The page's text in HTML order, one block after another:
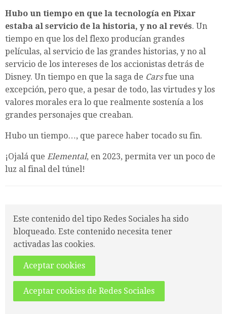
Hubo un tiempo en que la tecnología en Pixar
estaba al servicio de la historia, y no al revés. Un
tiempo en que los del flexo producían grandes
películas, al servicio de las grandes historias, y no al
servicio de los intereses de los accionistas detrás de
Disney. Un tiempo en que la saga de Carsfue una
excepción, pero que, a pesar de todo, las virtudes y los
valores morales era lo que realmente sostenía a los
grandes personajes que creaban.
Hubo un tiempo…, que parece haber tocado su fin.
¡Ojalá que Elemental, en 2023, permita ver un poco de
luz al final del túnel!
Este contenido del tipo Redes Sociales ha sido
bloqueado. Este contenido necesita tener
activadas las cookies.
Aceptar cookies
Aceptar cookies de Redes Sociales